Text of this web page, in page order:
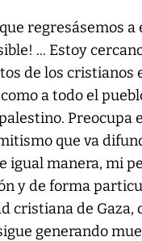
regresásemos a
... Estoy
de los cristianos
a todo el
Preocupa
que va
igual manera, mi
y de forma
cristiana de Gaza,
generando